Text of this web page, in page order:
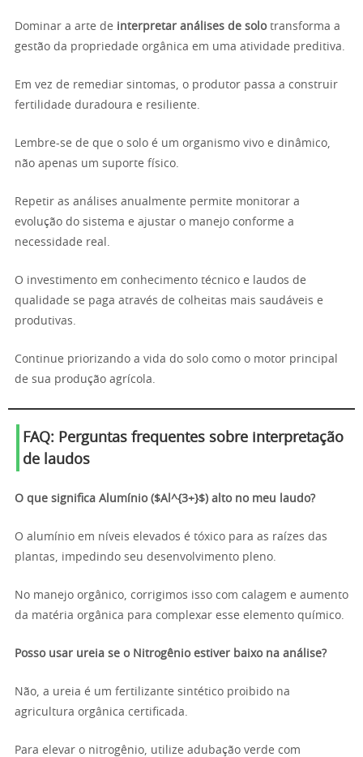
Dominar a arte de interpretar análises de solotransforma a
gestão da propriedade orgânica em uma atividade preditiva.
Em vez de remediar sintomas, o produtor passa a construir
fertilidade duradoura e resiliente.
Lembre-se de que o solo é um organismo vivo e dinâmico,
não apenas um suporte físico.
Repetir as análises anualmente permite monitorar a
evolução do sistema e ajustar o manejo conforme a
necessidade real.
O investimento em conhecimento técnico e laudos de
qualidade se paga através de colheitas mais saudáveis e
produtivas.
Continue priorizando a vida do solo como o motor principal
de sua produção agrícola.
FAQ: Perguntas frequentes sobre interpretação
de laudos
O que significa Alumínio ($Al^{3+}$) alto no meu laudo?
O alumínio em níveis elevados é tóxico para as raízes das
plantas, impedindo seu desenvolvimento pleno.
No manejo orgânico, corrigimos isso com calagem e aumento
da matéria orgânica para complexar esse elemento químico.
Posso usar ureia se o Nitrogênio estiver baixo na análise?
Não, a ureia é um fertilizante sintético proibido na
agricultura orgânica certificada.
Para elevar o nitrogênio, utilize adubação verde com